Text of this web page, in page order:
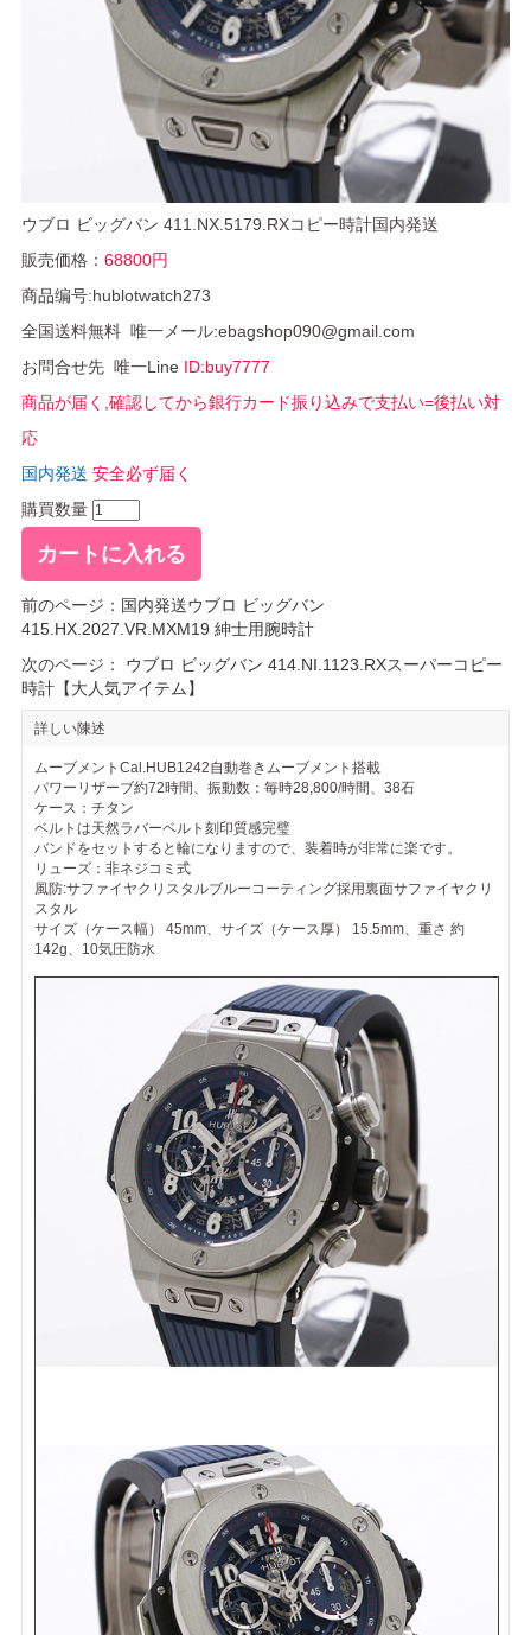
ウブロ ビッグバン 411.NX.5179.RXコピー時計国内発送
販売価格： 68800円
商品编号:hublotwatch273
全国送料無料 唯一メール:ebagshop090@gmail.com
お問合せ先 唯一Line ID:buy7777
商品が届く,確認してから銀行カード振り込みで支払い=後払い対
応
国内発送 安全必ず届く
購買数量
前のページ： 国内発送ウブロ ビッグバン
415.HX.2027.VR.MXM19 紳士用腕時計
次のページ：
ウブロ ビッグバン 414.NI.1123.RXスーパーコピー
時計【大人気アイテム】
詳しい陳述
ムーブメントCal.HUB1242自動巻きムーブメント搭載
パワーリザーブ約72時間、振動数：毎時28,800/時間、38石
ケース：チタン
ベルトは天然ラバーベルト刻印質感完璧
バンドをセットすると輪になりますので、装着時が非常に楽です。
リューズ：非ネジコミ式
風防:サファイヤクリスタルブルーコーティング採用裏面サファイヤクリ
スタル
サイズ（ケース幅） 45mm、サイズ（ケース厚） 15.5mm、重さ 約
142g、10気圧防水